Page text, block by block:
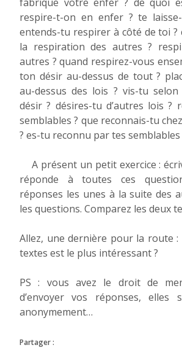
respire-t-on en enfer ? te
entends-tu respirer à côté de toi ?
la respiration des autres ?
autres ? quand respirez-vous
ton désir au-dessus de tout ?
au-dessus des lois ? vis-tu
désir ? désires-tu d’autres lois ?
semblables ? que reconnais-tu
? es-tu reconnu par tes semblables
A présent un petit exercice :
réponde à toutes ces
réponses les unes à la suite des
les questions. Comparez les deux
Allez, une dernière pour la route :
textes est le plus intéressant ?
PS : vous avez le droit de
d’envoyer vos réponses, elles
anonymement…
Partager :